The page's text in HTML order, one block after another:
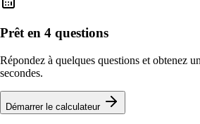
Prêt en 4 questions
Répondez à quelques questions et obtenez
secondes.
Démarrer le calculateur